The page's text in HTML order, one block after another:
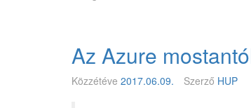
D
1
1
Az Azure
Közzétéve 2017.06.09. Szerző HUP